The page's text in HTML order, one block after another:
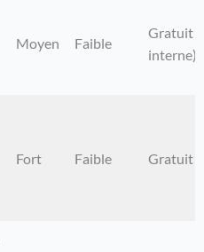
Moyen Faible
Gratuit
interne)
Fort Faible Gratuit